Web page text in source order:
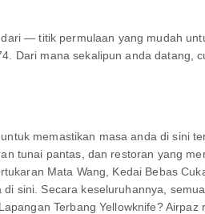
— titik permulaan yang mudah
Dari mana sekalipun anda datang,
memastikan masa anda di sini
tunai pantas, dan restoran yang
Mata Wang, Kedai Bebas
sini. Secara keseluruhannya,
Terbang Yellowknife?